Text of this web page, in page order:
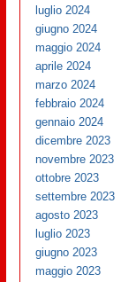
luglio 2024
giugno 2024
maggio 2024
aprile 2024
marzo 2024
febbraio 2024
gennaio 2024
dicembre 2023
novembre 2023
ottobre 2023
settembre 2023
agosto 2023
luglio 2023
giugno 2023
maggio 2023